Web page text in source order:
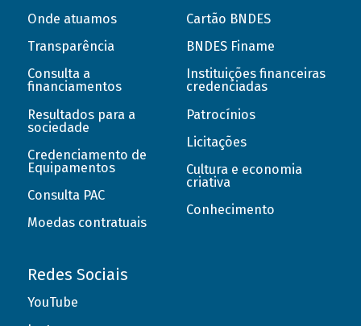
Onde atuamos
Transparência
Consulta a
financiamentos
Resultados para a
sociedade
Credenciamento de
Equipamentos
Consulta PAC
Moedas contratuais
Cartão BNDES
BNDES Finame
Instituições financeiras
credenciadas
Patrocínios
Licitações
Cultura e economia
criativa
Conhecimento
Redes Sociais
YouTube